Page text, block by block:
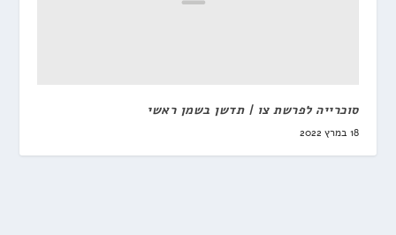
סוכרייה לפרשת צו | תדשן בשמן ראשי
18 במרץ 2022